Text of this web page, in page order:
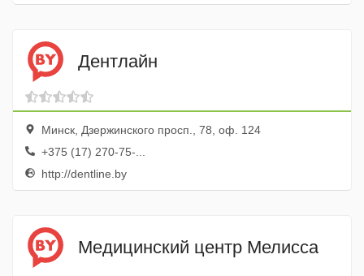
Дентлайн
Минск, Дзержинского просп., 78, оф. 124
+375 (17) 270-75-...
http://dentline.by
Медицинский центр Мелисса